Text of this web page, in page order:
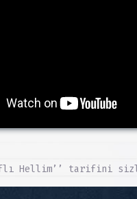
Hellim’’ tarifini